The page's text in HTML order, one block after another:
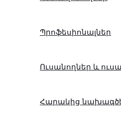
Պրոֆեսիոնալներ
Ուսանողներ և
Հարակից